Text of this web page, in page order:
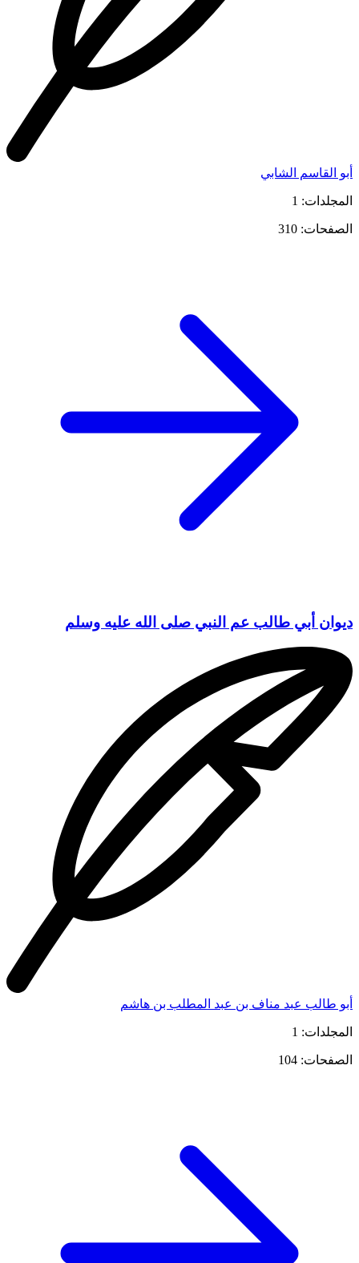
أبو القاسم الشابي
المجلدات: 1
الصفحات: 310
ديوان أبي طالب عم النبي صلى الله عليه وسلم
أبو طالب عبد مناف بن عبد المطلب بن هاشم
المجلدات: 1
الصفحات: 104